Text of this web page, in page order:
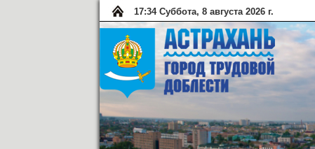
17:34 Суббота, 8 августа 2026 г.